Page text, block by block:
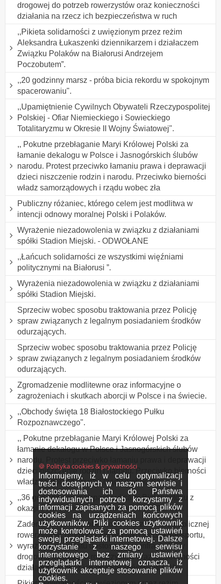
🍪 Polityka cookies & prywatności
Informujemy, iż w celu optymalizacji
treści dostępnych w naszym serwisie i
dostosowania ich do Państwa
indywidualnych potrzeb korzystamy z
informacji zapisanych za pomocą plików
cookies na urządzeniach końcowych
użytkowników. Pliki cookies użytkownik
może kontrolować za pomocą ustawień
swojej przeglądarki internetowej. Dalsze
korzystanie z naszego serwisu
internetowego bez zmiany ustawień
przeglądarki internetowej oznacza, iż
użytkownik akceptuje stosowanie plików
cookies.
drogowej do potrzeb rowerzystów oraz konieczności
działania na rzecz ich bezpieczeństwa w ruch
,,Pikieta solidarności z uwięzionym przez reżim
Aleksandra Łukaszenki dziennikarzem i działaczem
Związku Polaków na Białorusi Andrzejem
Poczobutem”.
,,20 godzinny marsz - próba bicia rekordu w spokojnym
spacerowaniu".
,,Upamiętnienie Cywilnych Obywateli Rzeczypospolitej
Polskiej - Ofiar Niemieckiego i Sowieckiego
Totalitaryzmu w Okresie II Wojny Światowej".
,, Pokutne przebłaganie Maryi Królowej Polski za
łamanie dekalogu w Polsce i Jasnogórskich ślubów
narodu. Protest przeciwko łamaniu prawa i deprawacji
dzieci niszczenie rodzin i narodu. Przeciwko bierności
władz samorządowych i rządu wobec zła
Publiczny różaniec, którego celem jest modlitwa w
intencji odnowy moralnej Polski i Polaków.
Wyrażenie niezadowolenia w związku z działaniami
spółki Stadion Miejski. - ODWOŁANE
,,Łańcuch solidarności ze wszystkimi więźniami
politycznymi na Białorusi ”.
Wyrażenia niezadowolenia w związku z działaniami
spółki Stadion Miejski.
Sprzeciw wobec sposobu traktowania przez Policję
spraw związanych z legalnym posiadaniem środków
odurzających.
Sprzeciw wobec sposobu traktowania przez Policję
spraw związanych z legalnym posiadaniem środków
odurzających.
Zgromadzenie modlitewne oraz informacyjne o
zagrożeniach i skutkach aborcji w Polsce i na świecie.
,,Obchody święta 18 Białostockiego Pułku
Rozpoznawczego".
,, Pokutne przebłaganie Maryi Królowej Polski za
łamanie dekalogu w Polsce i Jasnogórskich ślubów
narodu. Protest przeciwko łamaniu prawa i deprawacji
dzieci niszczenie rodzin i narodu. Przeciwko bierności
władz samorządowych i rządu wobec zła
,,36 godzinny marsz/spacer ulicami Białegostoku z
okazji Dnia Leniwych Spacerów". ODWOŁANY.
Zademonstrowanie obecności w przestrzeni publicznej
rowerzystów, promocja roweru jako środka transportu,
wyrażenie postulatu dostosowania infrastruktury
drogowej do potrzeb rowerzystów oraz konieczności
działania na rzecz ich bezpieczeństwa w ruch